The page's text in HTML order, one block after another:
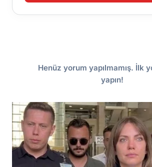
Henüz yorum yapılmamış. İlk
yapın!